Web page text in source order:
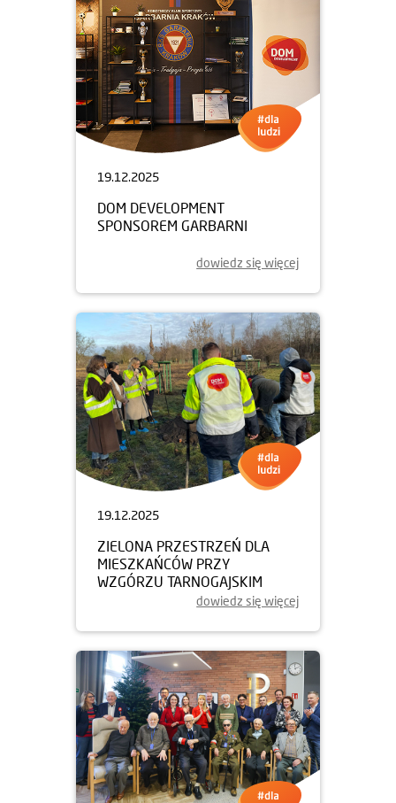
19.12.2025
DOM DEVELOPMENT
SPONSOREM GARBARNI
dowiedz się więcej
19.12.2025
ZIELONA PRZESTRZEŃ DLA
MIESZKAŃCÓW PRZY
WZGÓRZU TARNOGAJSKIM
dowiedz się więcej